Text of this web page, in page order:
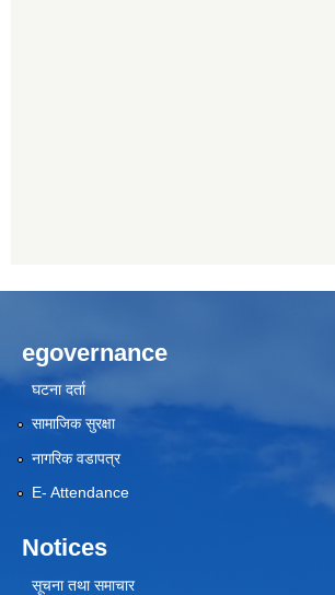
egovernance
घटना दर्ता
सामाजिक सुरक्षा
नागरिक वडापत्र
E- Attendance
Notices
सूचना तथा समाचार